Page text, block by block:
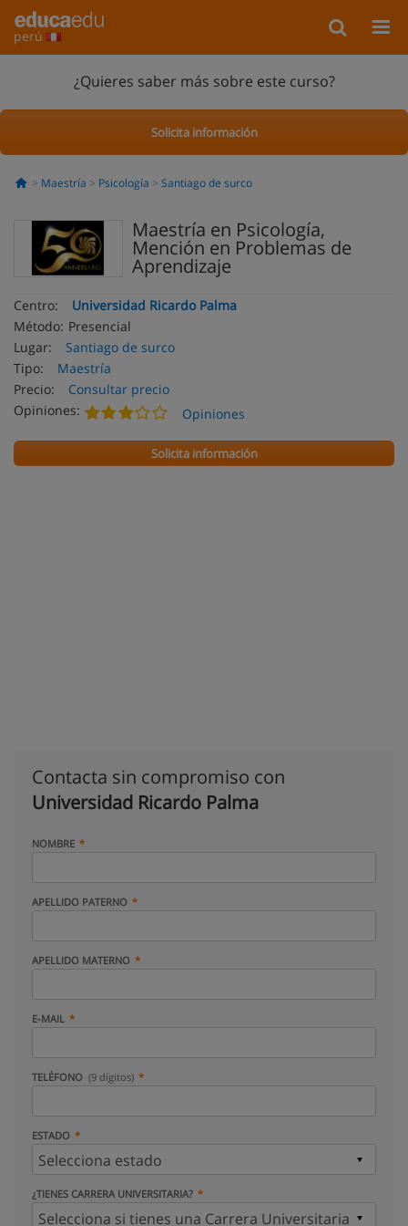
perú
¿Quieres saber más sobre este curso?
Solicita información
Maestría Psicología Santiago de surco
Maestría en Psicología,
Mención en Problemas de
Aprendizaje
Centro:
Universidad Ricardo Palma
Método: Presencial
Lugar:
Santiago de surco
Tipo:
Maestría
Precio:
Consultar precio
Opiniones:
Opiniones
Solicita información
Contacta sin compromiso con
Universidad Ricardo Palma
NOMBRE
APELLIDO PATERNO
APELLIDO MATERNO
E-MAIL
TELÉFONO (9 dígitos)
ESTADO
¿TIENES CARRERA UNIVERSITARIA?